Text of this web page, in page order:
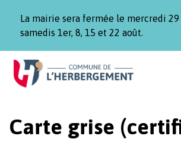
La mairie sera fermée le mercredi
samedis 1er, 8, 15 et 22 août.
Aller
Aller
contenu
Aller
pied
Carte grise